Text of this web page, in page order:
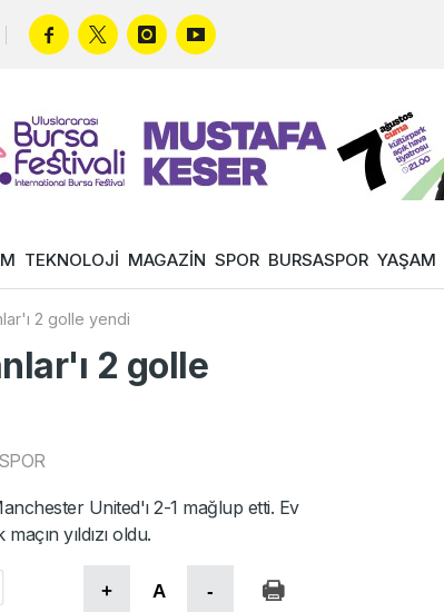
TEKNOLOJİ MAGAZİN SPOR BURSASPOR YAŞAM
2 golle yendi
2 golle
SPOR
United'ı 2-1 mağlup etti. Ev
yıldızı oldu.
+ A -